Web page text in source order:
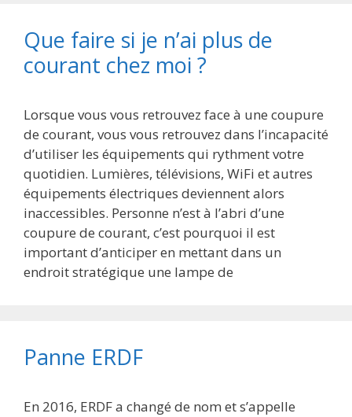
Que faire si je n’ai plus de
courant chez moi ?
Lorsque vous vous retrouvez face à une coupure
de courant, vous vous retrouvez dans l’incapacité
d’utiliser les équipements qui rythment votre
quotidien. Lumières, télévisions, WiFi et autres
équipements électriques deviennent alors
inaccessibles. Personne n’est à l’abri d’une
coupure de courant, c’est pourquoi il est
important d’anticiper en mettant dans un
endroit stratégique une lampe de
Panne ERDF
En 2016, ERDF a changé de nom et s’appelle